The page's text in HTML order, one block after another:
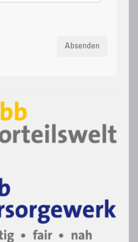
Absenden